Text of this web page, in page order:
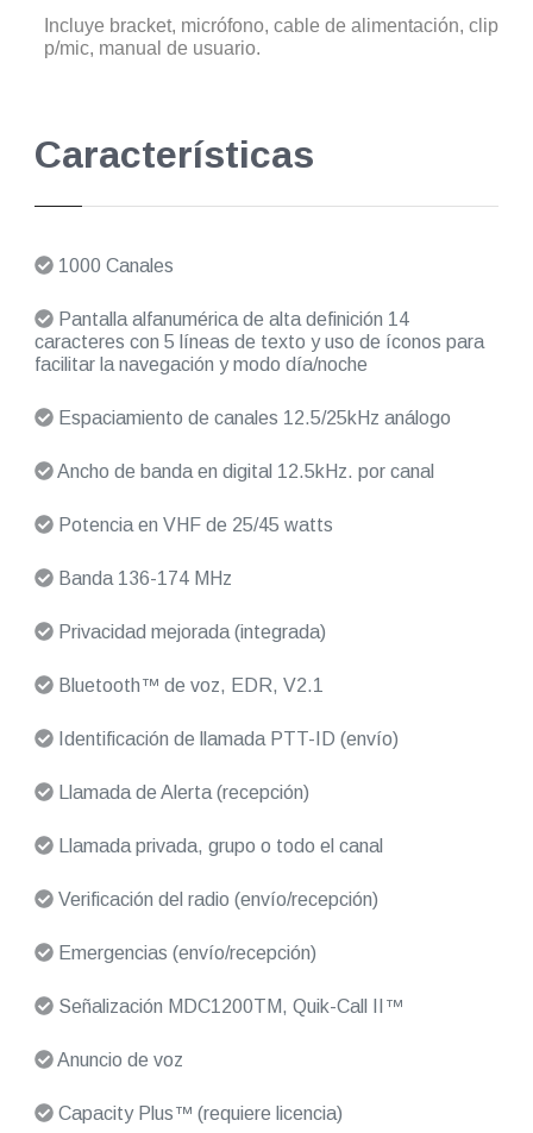
Incluye bracket, micrófono, cable de alimentación, clip
p/mic, manual de usuario.
Características
1000 Canales
Pantalla alfanumérica de alta definición 14
caracteres con 5 líneas de texto y uso de íconos para
facilitar la navegación y modo día/noche
Espaciamiento de canales 12.5/25kHz análogo
Ancho de banda en digital 12.5kHz. por canal
Potencia en VHF de 25/45 watts
Banda 136-174 MHz
Privacidad mejorada (integrada)
Bluetooth™ de voz, EDR, V2.1
Identificación de llamada PTT-ID (envío)
Llamada de Alerta (recepción)
Llamada privada, grupo o todo el canal
Verificación del radio (envío/recepción)
Emergencias (envío/recepción)
Señalización MDC1200TM, Quik-Call II™
Anuncio de voz
Capacity Plus™ (requiere licencia)